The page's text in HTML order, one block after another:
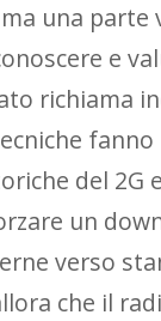
una parte
e
richiama
fanno
del 2G
un
verso
che il